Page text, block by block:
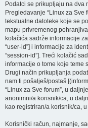
Podatci se prikupljaju na dva
Pregledavanje “Linux za Sve
tekstualne datoteke koje se
mapu privremenog
kolačića sadrže informacije
“user-id”] i informacije za
“session-id”]. Treći kolačić
informacije o tome koje teme
Drugi način prikupljanja
nam ti pošalješ/postaš
“Linux za Sve forum”, u
anonimni/a korisnik/ca, u
kao registriran/a korisnik/ca,
Korisnički račun, najmanje,